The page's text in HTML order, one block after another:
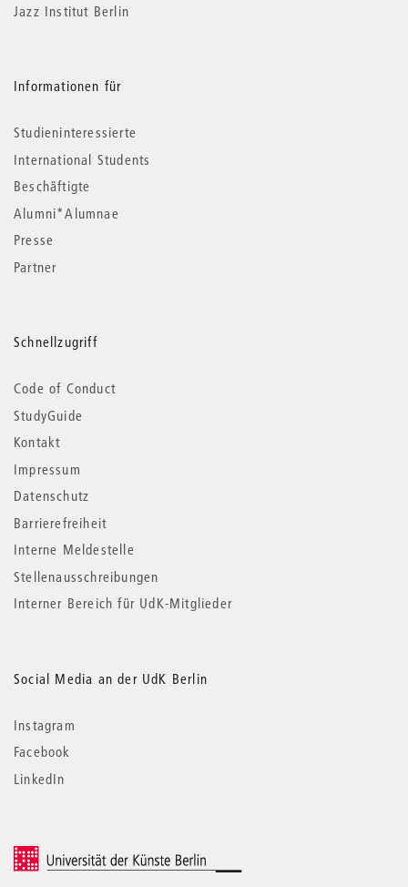
Jazz Institut Berlin
Informationen für
Studieninteressierte
International Students
Beschäftigte
Alumni*Alumnae
Presse
Partner
Schnellzugriff
Code of Conduct
StudyGuide
Kontakt
Impressum
Datenschutz
Barrierefreiheit
Interne Meldestelle
Stellenausschreibungen
Interner Bereich für UdK-Mitglieder
Social Media an der UdK Berlin
Instagram
Facebook
LinkedIn
© 2026 Universität der Künste Berlin